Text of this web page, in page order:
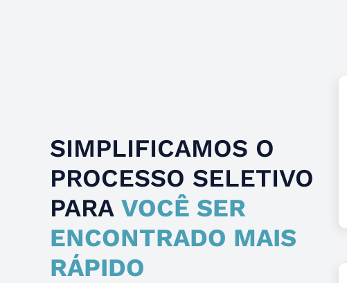
SIMPLIFICAMOS O
PROCESSO SELETIVO
PARA VOCÊ SER
ENCONTRADO MAIS
RÁPIDO